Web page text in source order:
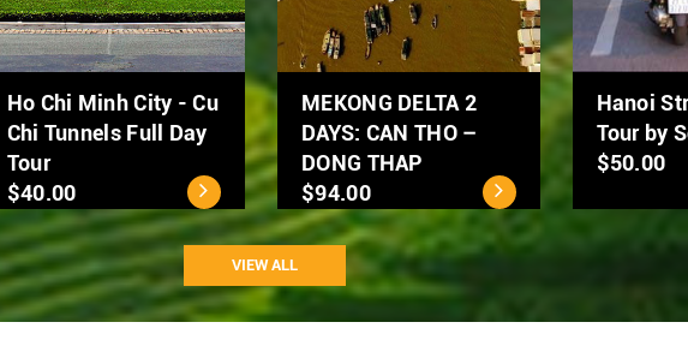
Hanoi Street Food
Tour by Scooter
$50.00
Hanoi City Tour 1 day
$39.00
Ho Chi
Chi
Tour
VIEW ALL